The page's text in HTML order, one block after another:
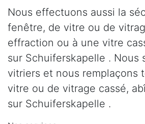
Nous effectuons aussi la
fenêtre, de vitre ou de
effraction ou à une vitre
sur Schuiferskapelle . Nous
vitriers et nous remplaçons
vitre ou de vitrage cassé,
sur Schuiferskapelle .